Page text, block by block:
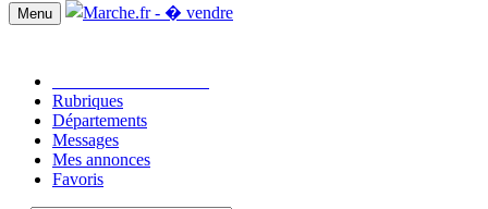
Menu
Rubriques
Départements
Messages
Mes annonces
Favoris